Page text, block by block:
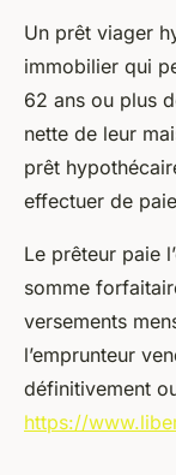
Un prêt viager
immobilier qui
62 ans ou plus
nette de leur
prêt
effectuer de
Le prêteur paie
somme
versements
l’emprunteur
définitivement
https://